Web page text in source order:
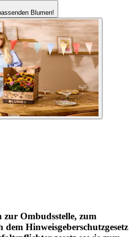
Blumen!
Ombudsstelle, zum
Hinweisgeberschutzgesetz